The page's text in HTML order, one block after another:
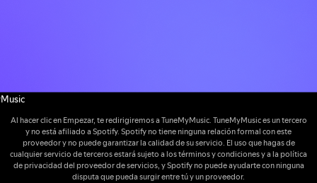
Al hacer clic en Empezar, te redirigiremos a TuneMyMusic. TuneMyMusic es un tercero
y no está afiliado a Spotify. Spotify no tiene ninguna relación formal con este
proveedor y no puede garantizar la calidad de su servicio. El uso que hagas de
cualquier servicio de terceros estará sujeto a los términos y condiciones y a la política
de privacidad del proveedor de servicios, y Spotify no puede ayudarte con ninguna
disputa que pueda surgir entre tú y un proveedor.